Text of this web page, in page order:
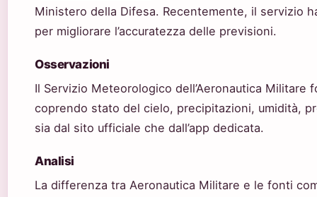
Ministero della Difesa. Recentemente, il servizio
per migliorare l’accuratezza delle previsioni.
Osservazioni
Il Servizio Meteorologico dell’Aeronautica
coprendo stato del cielo, precipitazioni, umidità,
sia dal sito ufficiale che dall’app dedicata.
Analisi
La differenza tra Aeronautica Militare e le fonti